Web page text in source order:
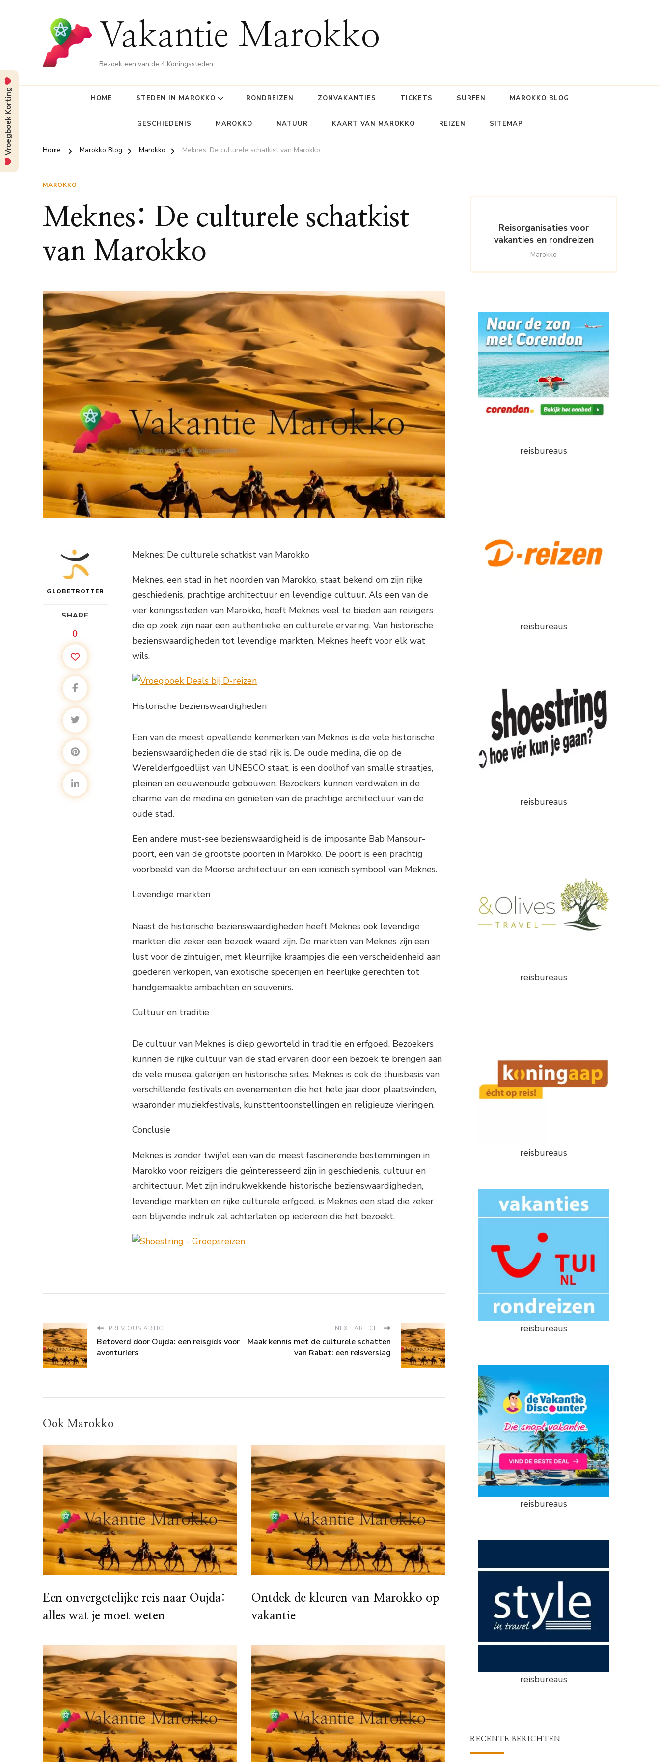
Vakantie Marokko
Bezoek een van de 4 Koningssteden
HOME STEDEN IN MAROKKO RONDREIZEN ZONVAKANTIES TICKETS SURFEN MAROKKO BLOG
GESCHIEDENIS MAROKKO NATUUR KAART VAN MAROKKO REIZEN SITEMAP
Home Marokko Blog Marokko Meknes: De culturele schatkist van Marokko
MAROKKO
Meknes: De culturele schatkist
van Marokko
GLOBETROTTER
SHARE
0
Meknes: De culturele schatkist van Marokko
Meknes, een stad in het noorden van Marokko, staat bekend om zijn rijke
geschiedenis, prachtige architectuur en levendige cultuur. Als een van de
vier koningssteden van Marokko, heeft Meknes veel te bieden aan reizigers
die op zoek zijn naar een authentieke en culturele ervaring. Van historische
bezienswaardigheden tot levendige markten, Meknes heeft voor elk wat
wils.
Historische bezienswaardigheden
Een van de meest opvallende kenmerken van Meknes is de vele historische
bezienswaardigheden die de stad rijk is. De oude medina, die op de
Werelderfgoedlijst van UNESCO staat, is een doolhof van smalle straatjes,
pleinen en eeuwenoude gebouwen. Bezoekers kunnen verdwalen in de
charme van de medina en genieten van de prachtige architectuur van de
oude stad.
Een andere must-see bezienswaardigheid is de imposante Bab Mansour-
poort, een van de grootste poorten in Marokko. De poort is een prachtig
voorbeeld van de Moorse architectuur en een iconisch symbool van Meknes.
Levendige markten
Naast de historische bezienswaardigheden heeft Meknes ook levendige
markten die zeker een bezoek waard zijn. De markten van Meknes zijn een
lust voor de zintuigen, met kleurrijke kraampjes die een verscheidenheid aan
goederen verkopen, van exotische specerijen en heerlijke gerechten tot
handgemaakte ambachten en souvenirs.
Cultuur en traditie
De cultuur van Meknes is diep geworteld in traditie en erfgoed. Bezoekers
kunnen de rijke cultuur van de stad ervaren door een bezoek te brengen aan
de vele musea, galerijen en historische sites. Meknes is ook de thuisbasis van
verschillende festivals en evenementen die het hele jaar door plaatsvinden,
waaronder muziekfestivals, kunsttentoonstellingen en religieuze vieringen.
Conclusie
Meknes is zonder twijfel een van de meest fascinerende bestemmingen in
Marokko voor reizigers die geïnteresseerd zijn in geschiedenis, cultuur en
architectuur. Met zijn indrukwekkende historische bezienswaardigheden,
levendige markten en rijke culturele erfgoed, is Meknes een stad die zeker
een blijvende indruk zal achterlaten op iedereen die het bezoekt.
PREVIOUS ARTICLE
Betoverd door Oujda: een reisgids voor
avonturiers
NEXT ARTICLE
Maak kennis met de culturele schatten
van Rabat: een reisverslag
Ook Marokko
Een onvergetelijke reis naar Oujda:
alles wat je moet weten
Ontdek de kleuren van Marokko op
vakantie
Reisorganisaties voor
vakanties en rondreizen
Marokko
reisbureaus
reisbureaus
reisbureaus
reisbureaus
reisbureaus
reisbureaus
reisbureaus
reisbureaus
RECENTE BERICHTEN
Vroegboek Korting